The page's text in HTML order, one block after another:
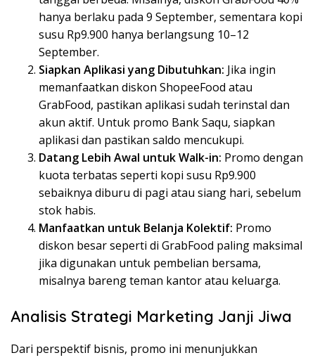
hanya berlaku pada 9 September, sementara kopi
susu Rp9.900 hanya berlangsung 10–12
September.
Siapkan Aplikasi yang Dibutuhkan: Jika ingin
memanfaatkan diskon ShopeeFood atau
GrabFood, pastikan aplikasi sudah terinstal dan
akun aktif. Untuk promo Bank Saqu, siapkan
aplikasi dan pastikan saldo mencukupi.
Datang Lebih Awal untuk Walk-in: Promo dengan
kuota terbatas seperti kopi susu Rp9.900
sebaiknya diburu di pagi atau siang hari, sebelum
stok habis.
Manfaatkan untuk Belanja Kolektif: Promo
diskon besar seperti di GrabFood paling maksimal
jika digunakan untuk pembelian bersama,
misalnya bareng teman kantor atau keluarga.
Analisis Strategi Marketing Janji Jiwa
Dari perspektif bisnis, promo ini menunjukkan